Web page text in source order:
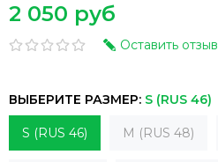
2 050 руб
Оставить отзыв
ВЫБЕРИТЕ РАЗМЕР: S (RUS 46)
S (RUS 46) M (RUS 48)